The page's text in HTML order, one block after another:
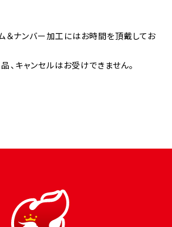
＆ナンバー加工にはお時間を頂戴してお
、キャンセルはお受けできません。